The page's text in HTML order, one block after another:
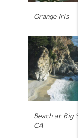
Orange Iris
Beach at Big Sur,
CA